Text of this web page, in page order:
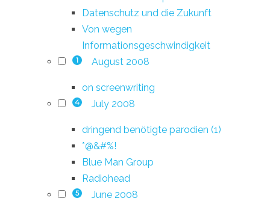
Datenschutz und die Zukunft
Von wegen
Informationsgeschwindigkeit
1 August 2008
on screenwriting
4 July 2008
dringend benötigte parodien (1)
*@&#%!
Blue Man Group
Radiohead
5 June 2008